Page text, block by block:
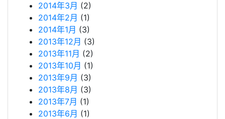
2014年3月 (2)
2014年2月 (1)
2014年1月 (3)
2013年12月 (3)
2013年11月 (2)
2013年10月 (1)
2013年9月 (3)
2013年8月 (3)
2013年7月 (1)
2013年6月 (1)